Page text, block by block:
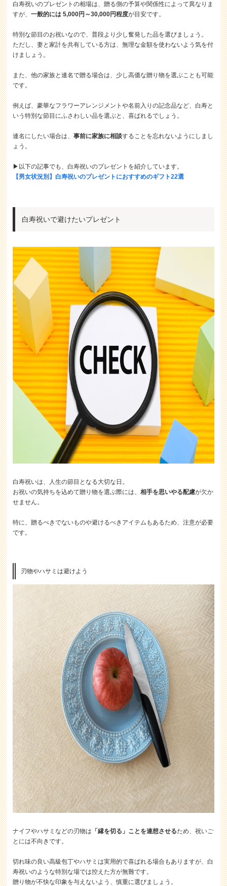
白寿祝いのプレゼントの相場は、贈る側の予算や関係性によって異なりま
すが、一般的には 5,000円～30,000円程度が目安です。
特別な節目のお祝いなので、普段より少し奮発した品を選びましょう。
ただし、妻と家計を共有している方は、無理な金額を使わないよう気を付
けましょう。
また、他の家族と連名で贈る場合は、少し高価な贈り物を選ぶことも可能
です。
例えば、豪華なフラワーアレンジメントや名前入りの記念品など、白寿と
いう特別な節目にふさわしい品を選ぶと、喜ばれるでしょう。
連名にしたい場合は、事前に家族に相談することを忘れないようにしまし
ょう。
▶以下の記事でも、白寿祝いのプレゼントを紹介しています。
【男女状況別】白寿祝いのプレゼントにおすすめのギフト22選
白寿祝いで避けたいプレゼント
白寿祝いは、人生の節目となる大切な日。
お祝いの気持ちを込めて贈り物を選ぶ際には、相手を思いやる配慮が欠か
せません。
特に、贈るべきでないものや避けるべきアイテムもあるため、注意が必要
です。
刃物やハサミは避けよう
ナイフやハサミなどの刃物は 「縁を切る」ことを連想させるため、祝いご
とには不向きです。
切れ味の良い高級包丁やハサミは実用的で喜ばれる場合もありますが、白
寿祝いのような特別な場では控えた方が無難です。
贈り物が不快な印象を与えないよう、慎重に選びましょう。